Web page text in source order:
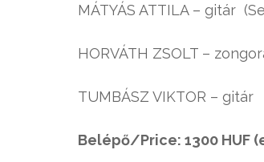
MÁTYÁS ATTILA – gitár
HORVÁTH ZSOLT –
TUMBÁSZ VIKTOR – gitár
Belépő/Price: 1300 HUF